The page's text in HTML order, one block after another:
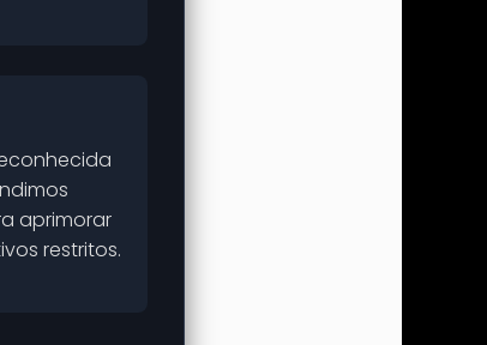
aprimorar
restritos.